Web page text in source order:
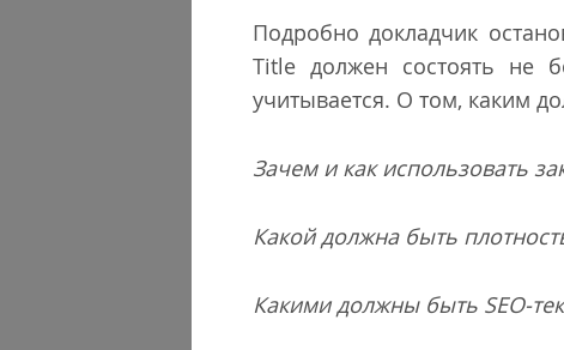
Подробно докладчик
Title должен состоять не
учитывается. О том, каким
Зачем и как использовать
Какой должна быть
Какими должны быть SEO-